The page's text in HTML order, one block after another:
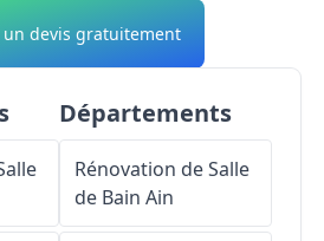
devis gratuitement
Départements
Rénovation de Salle
de Bain Ain